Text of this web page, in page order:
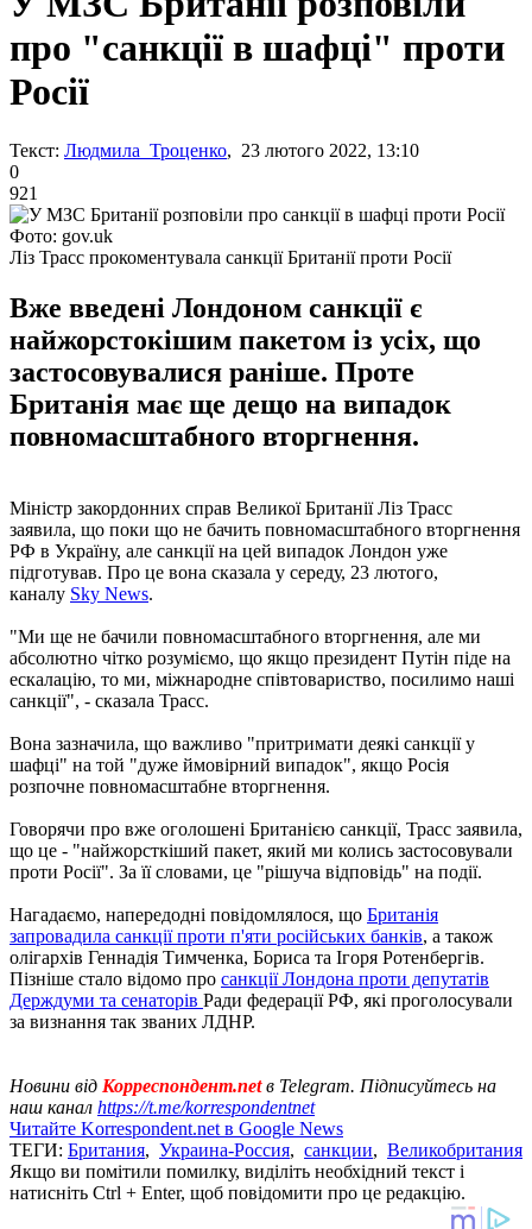
про "санкції в шафці" проти
Росії
Текст: Людмила Троценко, 23 лютого 2022, 13:10
0
921
Фото: gov.uk
Ліз Трасс прокоментувала санкції Британії проти Росії
Вже введені Лондоном санкції є
найжорстокішим пакетом із усіх, що
застосовувалися раніше. Проте
Британія має ще дещо на випадок
повномасштабного вторгнення.
Міністр закордонних справ Великої Британії Ліз Трасс
заявила, що поки що не бачить повномасштабного вторгнення
РФ в Україну, але санкції на цей випадок Лондон уже
підготував. Про це вона сказала у середу, 23 лютого,
каналу Sky News.
"Ми ще не бачили повномасштабного вторгнення, але ми
абсолютно чітко розуміємо, що якщо президент Путін піде на
ескалацію, то ми, міжнародне співтовариство, посилимо наші
санкції", - сказала Трасс.
Вона зазначила, що важливо "притримати деякі санкції у
шафці" на той "дуже ймовірний випадок", якщо Росія
розпочне повномасштабне вторгнення.
Говорячи про вже оголошені Британією санкції, Трасс заявила,
що це - "найжорсткіший пакет, який ми колись застосовували
проти Росії". За її словами, це "рішуча відповідь" на події.
Нагадаємо, напередодні повідомлялося, що Британія
запровадила санкції проти п'яти російських банків, а також
олігархів Геннадія Тимченка, Бориса та Ігоря Ротенбергів.
Пізніше стало відомо про санкції Лондона проти депутатів
Держдуми та сенаторів Ради федерації РФ, які проголосували
за визнання так званих ЛДНР.
Новини від Корреспондент.netв Telegram. Підписуйтесь на
наш канал https://t.me/korrespondentnet
Читайте Korrespondent.net в Google News
ТЕГИ: Британия, Украина-Россия, санкции, Великобритания
Якщо ви помітили помилку, виділіть необхідний текст і
натисніть Ctrl + Enter, щоб повідомити про це редакцію.